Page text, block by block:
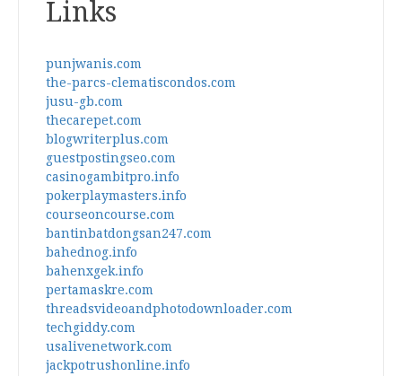
Links
punjwanis.com
the-parcs-clematiscondos.com
jusu-gb.com
thecarepet.com
blogwriterplus.com
guestpostingseo.com
casinogambitpro.info
pokerplaymasters.info
courseoncourse.com
bantinbatdongsan247.com
bahednog.info
bahenxgek.info
pertamaskre.com
threadsvideoandphotodownloader.com
techgiddy.com
usalivenetwork.com
jackpotrushonline.info